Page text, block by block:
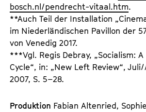
bosch.nl/pendrecht-vitaal.htm.
**Auch Teil der Installation
im Niederländischen Pavillon der
von Venedig 2017.
***Vgl. Regis Debray, „Socialism: A
Cycle“, in: „New Left Review“,
2007, S. 5–28.
Produktion Fabian Altenried,